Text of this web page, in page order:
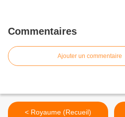
Commentaires
Ajouter un commentaire
< Royaume (Recueil)